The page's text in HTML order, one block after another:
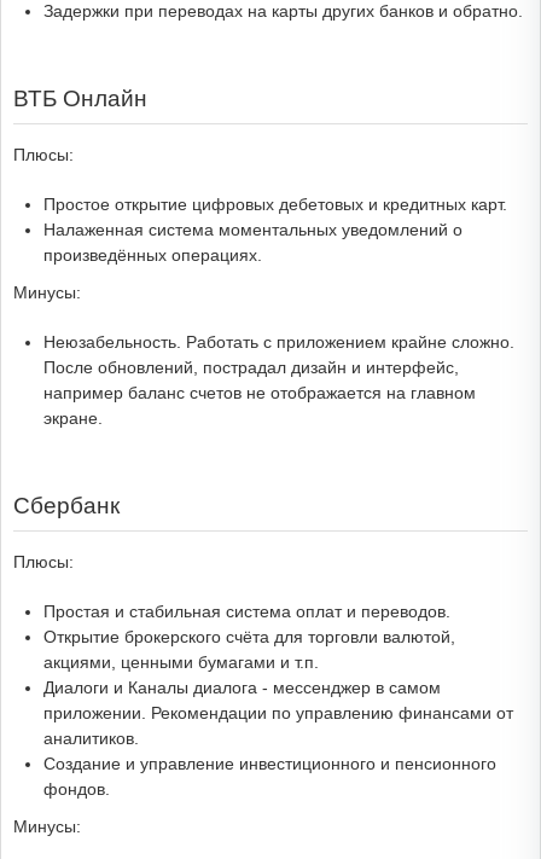
Задержки при переводах на карты других банков и обратно.
ВТБ Онлайн
Плюсы:
Простое открытие цифровых дебетовых и кредитных карт.
Налаженная система моментальных уведомлений о
произведённых операциях.
Минусы:
Неюзабельность. Работать с приложением крайне сложно.
После обновлений, пострадал дизайн и интерфейс,
например баланс счетов не отображается на главном
экране.
Сбербанк
Плюсы:
Простая и стабильная система оплат и переводов.
Открытие брокерского счёта для торговли валютой,
акциями, ценными бумагами и т.п.
Диалоги и Каналы диалога - мессенджер в самом
приложении. Рекомендации по управлению финансами от
аналитиков.
Создание и управление инвестиционного и пенсионного
фондов.
Минусы: